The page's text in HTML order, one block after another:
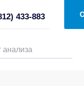
433-883
анализа